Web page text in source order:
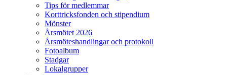
Tips för medlemmar
Korttricksfonden och stipendium
Mönster
Årsmötet 2026
Årsmöteshandlingar och protokoll
Fotoalbum
Stadgar
Lokalgrupper